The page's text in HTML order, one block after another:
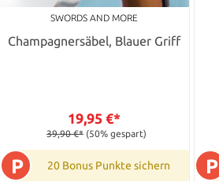
SWORDS AND MORE
Champagnersäbel, Blauer Griff
19,95 €*
39,90 €* (50% gespart)
P 20 Bonus Punkte sichern P